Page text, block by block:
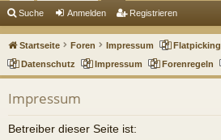
ch
ne
llz
riff
en
Suche Anmelden Registrieren
Startseite Foren Impressum Flatpicking
Datenschutz
Impressum Forenregeln
Impressum
Betreiber dieser Seite ist: